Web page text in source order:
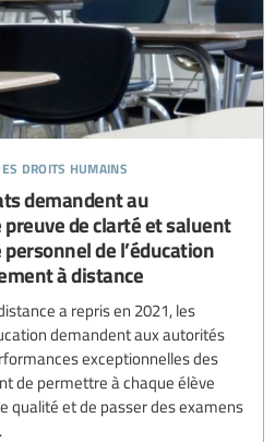
droits humains
demandent au
de clarté et saluent
de l’éducation
à distance
a repris en 2021, les
demandent aux autorités
exceptionnelles des
de permettre à chaque élève
qualité et de passer des examens